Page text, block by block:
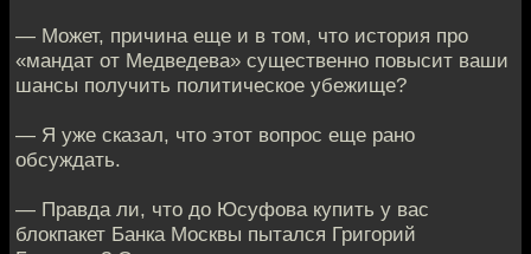
— Может, причина еще и в том, что история про
«мандат от Медведева» существенно повысит ваши
шансы получить политическое убежище?
— Я уже сказал, что этот вопрос еще рано
обсуждать.
— Правда ли, что до Юсуфова купить у вас
блокпакет Банка Москвы пытался Григорий